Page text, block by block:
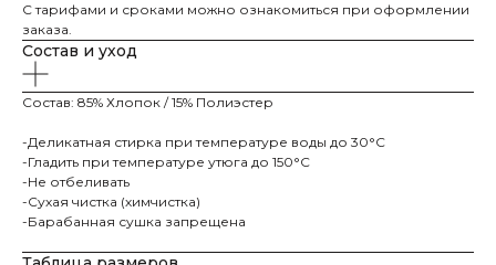
С тарифами и сроками можно ознакомиться при оформлении
заказа.
Состав и уход
Состав: 85% Хлопок / 15% Полиэстер
-Деликатная стирка при температуре воды до 30°C
-Гладить при температуре утюга до 150°C
-Не отбеливать
-Сухая чистка (химчистка)
-Барабанная сушка запрещена